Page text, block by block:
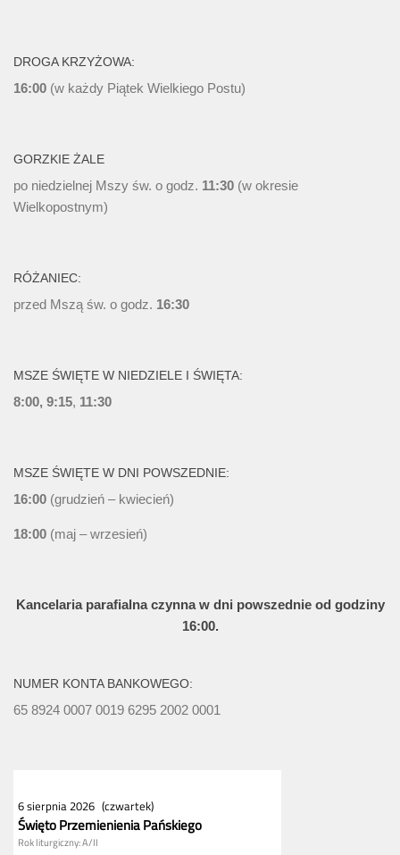
DROGA KRZYŻOWA:
16:00 (w każdy Piątek Wielkiego Postu)
GORZKIE ŻALE
po niedzielnej Mszy św. o godz. 11:30 (w okresie
Wielkopostnym)
RÓŻANIEC:
przed Mszą św. o godz. 16:30
MSZE ŚWIĘTE W NIEDZIELE I ŚWIĘTA:
8:00, 9:15, 11:30
MSZE ŚWIĘTE W DNI POWSZEDNIE:
16:00 (grudzień – kwiecień)
18:00 (maj – wrzesień)
Kancelaria parafialna czynna w dni powszednie od godziny
16:00.
NUMER KONTA BANKOWEGO:
65 8924 0007 0019 6295 2002 0001